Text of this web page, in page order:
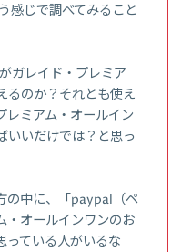
感じで調べてみること
ガレイド・プレミア
るのか？それとも使え
レミアム・オールイン
いいだけでは？と思っ
の中に、「paypal（ペ
・オールインワンのお
っている人がいるな